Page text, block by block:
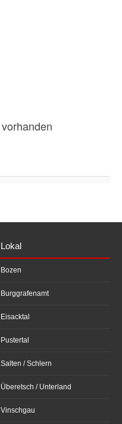
vorhanden
Lokal
Bozen
Burggrafenamt
Eisacktal
Pustertal
Salten / Schlern
Überetsch / Unterland
Vinschgau